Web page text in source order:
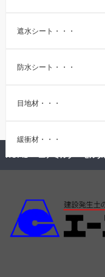
遮水シート
防水シート
目地材
緩衝材